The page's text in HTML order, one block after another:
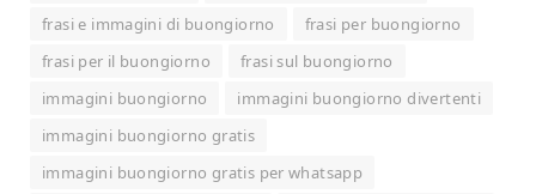
frasi e immagini di buongiorno
frasi per buongiorno
frasi per il buongiorno
frasi sul buongiorno
immagini buongiorno
immagini buongiorno divertenti
immagini buongiorno gratis
immagini buongiorno gratis per whatsapp